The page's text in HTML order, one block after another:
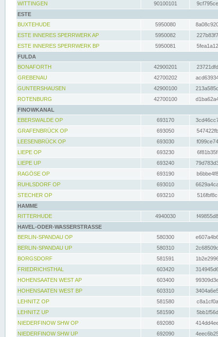
WITTINGEN
90100101
ESTE
BUXTEHUDE
5950080
ESTE INNERES SPERRWERK AP
5950082
ESTE INNERES SPERRWERK BP
5950081
FULDA
BONAFORTH
42900201
GREBENAU
42700202
GUNTERSHAUSEN
42900100
ROTENBURG
42700100
FINOWKANAL
EBERSWALDE OP
693170
GRAFENBRÜCK OP
693050
LEESENBRÜCK OP
693030
LIEPE OP
693230
LIEPE UP
693240
RAGÖSE OP
693190
RUHLSDORF OP
693010
STECHER OP
693210
HAMME
RITTERHUDE
4940030
HAVEL-ODER-WASSERSTRASSE
BERLIN-SPANDAU OP
580300
BERLIN-SPANDAU UP
580310
BORGSDORF
581591
FRIEDRICHSTHAL
603420
HOHENSAATEN WEST AP
603400
HOHENSAATEN WEST BP
603310
LEHNITZ OP
581580
LEHNITZ UP
581590
NIEDERFINOW SHW OP
692080
NIEDERFINOW SHW UP
692090